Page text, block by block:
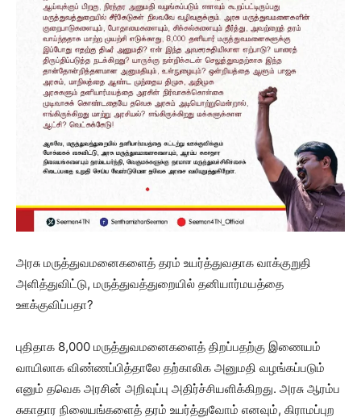
அரசு மருத்துவமனைகளைத் தரம் உயர்த்துவதாக வாக்குறுதி
அளித்துவிட்டு, மருத்துவத்துறையில் தனியார்மயத்தை
ஊக்குவிப்பதா?
புதிதாக 8,000 மருத்துவமனைகளைத் திறப்பதற்கு இணையம்
வாயிலாக விண்ணப்பித்தாலே தற்காலிக அனுமதி வழங்கப்படும்
எனும் தவெக அரசின் அறிவுப்பு அதிர்ச்சியளிக்கிறது. அரசு ஆரம்ப
சுகாதார நிலையங்களைத் தரம் உயர்த்துவோம் எனவும், கிராமப்புற